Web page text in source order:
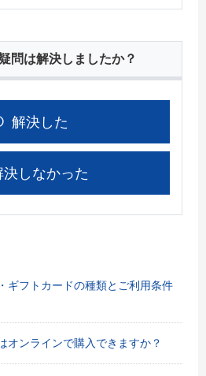
問は解決しましたか？
解決した
決しなかった
ギフトカードの種類とご利用条件
オンラインで購入できますか？